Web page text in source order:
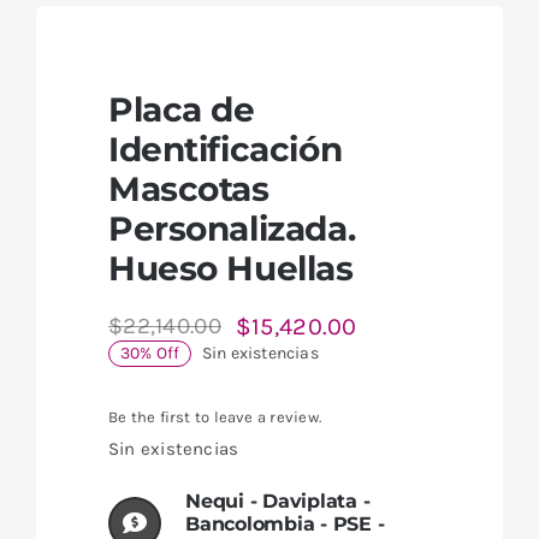
Placa de
Identificación
Mascotas
Personalizada.
Hueso Huellas
$22,140.00
El
precio
era:
$22,140.00.
$15,420.00
El
precio
es:
$15,420.00.
30% Off Sin existencias
Be the first to leave a review.
Sin existencias
Nequi - Daviplata -
Bancolombia - PSE -